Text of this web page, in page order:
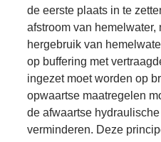
de eerste plaats in te
afstroom van
hergebruik van
op buffering met
ingezet moet worden op
opwaartse maatregelen
de afwaartse
verminderen. Deze